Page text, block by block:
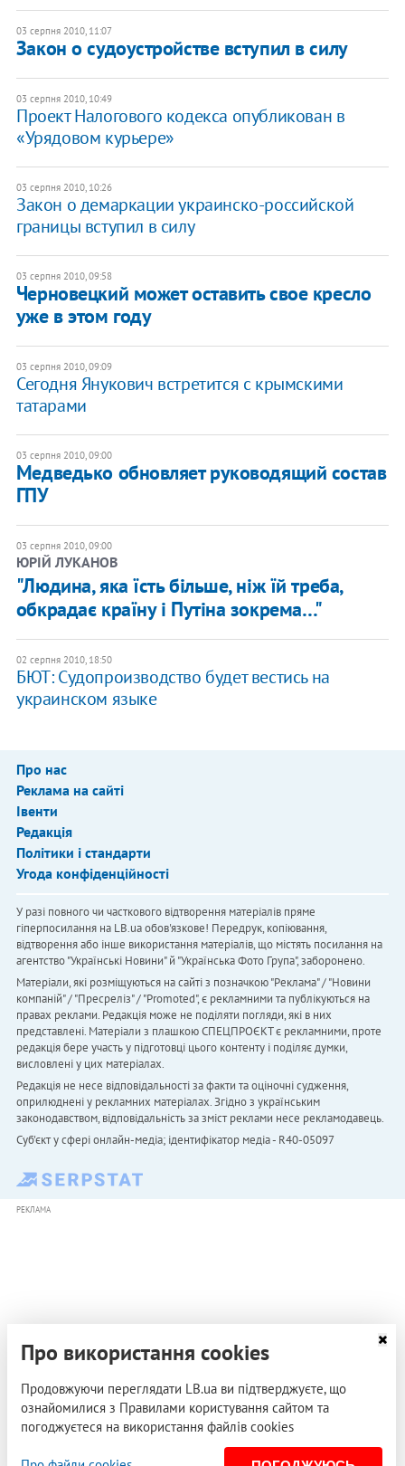
03 серпня 2010, 11:07
Закон о судоустройстве вступил в силу
03 серпня 2010, 10:49
Проект Налогового кодекса опубликован в
«Урядовом курьере»
03 серпня 2010, 10:26
Закон о демаркации украинско-российской
границы вступил в силу
03 серпня 2010, 09:58
Черновецкий может оставить свое кресло
уже в этом году
03 серпня 2010, 09:09
Сегодня Янукович встретится с крымскими
татарами
03 серпня 2010, 09:00
Медведько обновляет руководящий состав
ГПУ
03 серпня 2010, 09:00
ЮРІЙ ЛУКАНОВ
"Людина, яка їсть більше, ніж їй треба,
обкрадає країну і Путіна зокрема…"
02 серпня 2010, 18:50
БЮТ: Судопроизводство будет вестись на
украинском языке
Про нас
Реклама на сайті
Івенти
Редакція
Політики і стандарти
Угода конфіденційності
У разі повного чи часткового відтворення матеріалів пряме
гіперпосилання на LB.ua обов'язкове! Передрук, копіювання,
відтворення або інше використання матеріалів, що містять посилання на
агентство "Українськi Новини" й "Українська Фото Група", заборонено.
Матеріали, які розміщуються на сайті з позначкою "Реклама" / "Новини
компаній" / "Пресреліз" / "Promoted", є рекламними та публікуються на
правах реклами. Редакція може не поділяти погляди, які в них
представлені. Матеріали з плашкою СПЕЦПРОЄКТ є рекламними, проте
редакція бере участь у підготовці цього контенту і поділяє думки,
висловлені у цих матеріалах.
Редакція не несе відповідальності за факти та оціночні судження,
оприлюднені у рекламних матеріалах. Згідно з українським
законодавством, відповідальність за зміст реклами несе рекламодавець.
Cуб'єкт у сфері онлайн-медіа; ідентифікатор медіа - R40-05097
РЕКЛАМА
Про використання cookies
Продовжуючи переглядати LB.ua ви підтверджуєте, що
ознайомилися з Правилами користування сайтом та
погоджуєтеся на використання файлів cookies